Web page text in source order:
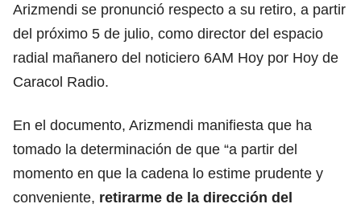
Arizmendi se pronunció respecto a su retiro, a partir
del próximo 5 de julio, como director del espacio
radial mañanero del noticiero 6AM Hoy por Hoy de
Caracol Radio.
En el documento, Arizmendi manifiesta que ha
tomado la determinación de que “a partir del
momento en que la cadena lo estime prudente y
conveniente, retirarme de la dirección del